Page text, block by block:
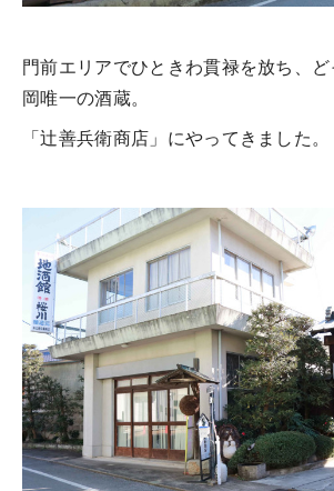
門前エリアでひときわ貫禄を放ち、
岡唯一の酒蔵。
「辻善兵衛商店」にやってきました。